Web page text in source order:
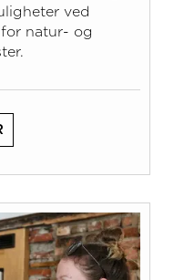
ved
natur- og